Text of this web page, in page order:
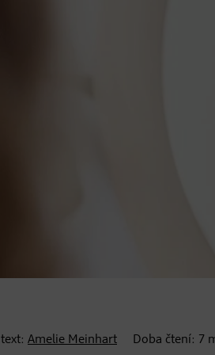
text: Amelie Meinhart Doba čtení: 7